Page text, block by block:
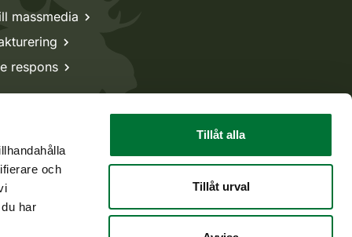
och
har
Tillåt alla
Tillåt urval
massmedia
respons